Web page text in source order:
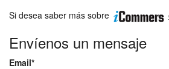
Si desea saber más sobre
Envíenos un mensaje
Email*